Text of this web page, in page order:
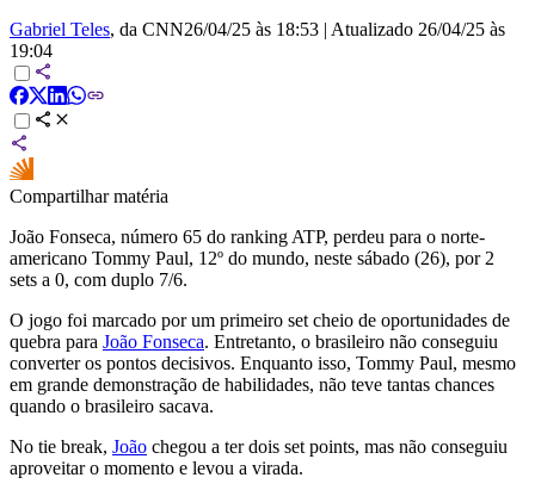
Gabriel Teles, da CNN26/04/25 às 18:53 | Atualizado 26/04/25 às
19:04
Compartilhar matéria
João Fonseca, número 65 do ranking ATP, perdeu para o norte-
americano Tommy Paul, 12º do mundo, neste sábado (26), por 2
sets a 0, com duplo 7/6.
O jogo foi marcado por um primeiro set cheio de oportunidades de
quebra para João Fonseca. Entretanto, o brasileiro não conseguiu
converter os pontos decisivos. Enquanto isso, Tommy Paul, mesmo
em grande demonstração de habilidades, não teve tantas chances
quando o brasileiro sacava.
No tie break, João chegou a ter dois set points, mas não conseguiu
aproveitar o momento e levou a virada.